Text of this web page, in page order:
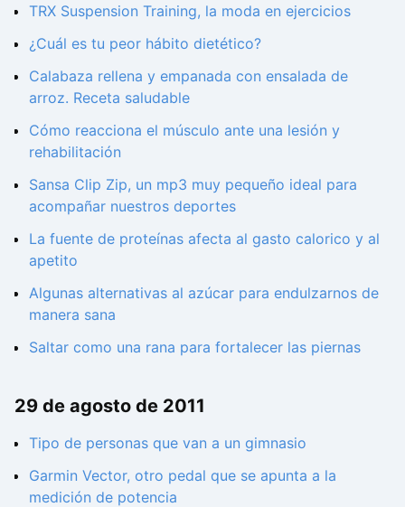
TRX Suspension Training, la moda en ejercicios
¿Cuál es tu peor hábito dietético?
Calabaza rellena y empanada con ensalada de
arroz. Receta saludable
Cómo reacciona el músculo ante una lesión y
rehabilitación
Sansa Clip Zip, un mp3 muy pequeño ideal para
acompañar nuestros deportes
La fuente de proteínas afecta al gasto calorico y al
apetito
Algunas alternativas al azúcar para endulzarnos de
manera sana
Saltar como una rana para fortalecer las piernas
29 de agosto de 2011
Tipo de personas que van a un gimnasio
Garmin Vector, otro pedal que se apunta a la
medición de potencia